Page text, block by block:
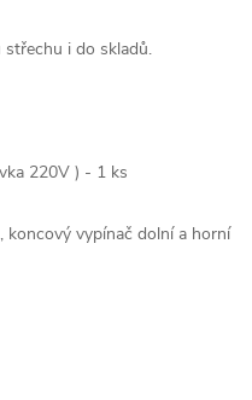
i do skladů.
220V ) - 1 ks
koncový vypínač dolní a horní